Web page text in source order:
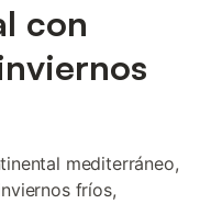
con
mediterráneo,
fríos,